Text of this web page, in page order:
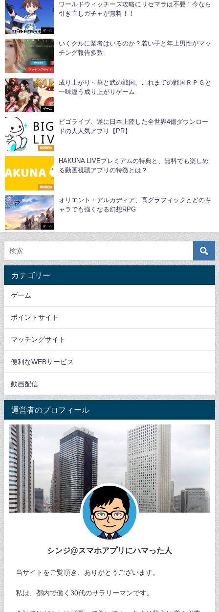
ゲーム
ワールドウィッチーズ攻略にリセマラは不要！今なら
引き直しガチャが無料！！
マッチングサイト
いくクルに業者はいるのか？若い子と年上男性がマッ
チング報告多数
ゲーム
成り上がり～華と武の戦国、これまでの戦国ＲＰＧと
一味違う成り上がりゲーム
動画配信
ビゴライブ、遂に日本上陸した全世界4億ダウンロー
ドの大人気アプリ【PR】
動画配信
HAKUNA LIVEプレミアムの特典と、無料でも楽しめ
る動画視聴アプリの特徴とは？
ゲーム
オリエント・アルカディア、高グラフィックとどのキ
ャラでも強くなる幻想RPG
カテゴリー
ゲーム
ポイントサイト
マッチングサイト
便利なWEBサービス
動画配信
運営者のプロフィール
シンジ@スマホアプリにハマった人
当サイトをご覧頂き、ありがとうございます。
私は、都内で働く30代のサラリーマンです。